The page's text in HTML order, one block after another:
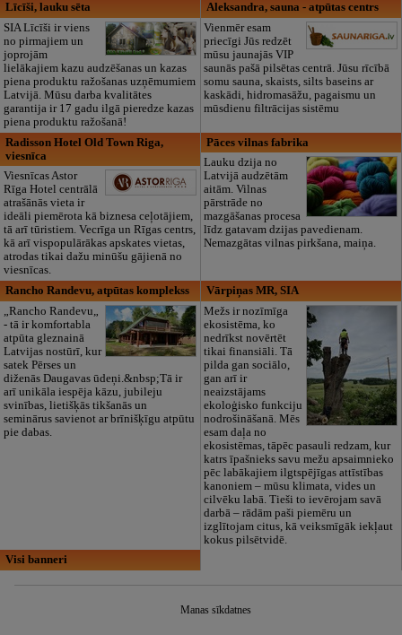
Līcīši, lauku sēta
SIA Līcīši ir viens
no pirmajiem un
joprojām
lielākajiem kazu audzēšanas un kazas
piena produktu ražošanas uzņēmumiem
Latvijā. Mūsu darba kvalitātes
garantija ir 17 gadu ilgā pieredze kazas
piena produktu ražošanā!
Aleksandra, sauna - atpūtas centrs
Vienmēr esam
priecīgi Jūs redzēt
mūsu jaunajās VIP
saunās pašā pilsētas centrā. Jūsu rīcībā
somu sauna, skaists, silts baseins ar
kaskādi, hidromasāžu, pagaismu un
mūsdienu filtrācijas sistēmu
Radisson Hotel Old Town Riga,
viesnīca
Viesnīcas Astor
Rīga Hotel centrālā
atrašānās vieta ir
ideāli piemērota kā biznesa ceļotājiem,
tā arī tūristiem. Vecrīga un Rīgas centrs,
kā arī vispopulārākas apskates vietas,
atrodas tikai dažu minūšu gājienā no
viesnīcas.
Pāces vilnas fabrika
Lauku dzija no
Latvijā audzētām
aitām. Vilnas
pārstrāde no
mazgāšanas procesa
līdz gatavam dzijas pavedienam.
Nemazgātas vilnas pirkšana, maiņa.
Rancho Randevu, atpūtas komplekss
„Rancho Randevu„
- tā ir komfortabla
atpūta gleznainā
Latvijas nostūrī, kur
satek Pērses un
diženās Daugavas ūdeņi.&nbsp;Tā ir
arī unikāla iespēja kāzu, jubileju
svinības, lietišķās tikšanās un
seminārus savienot ar brīnišķīgu atpūtu
pie dabas.
Vārpiņas MR, SIA
Mežs ir nozīmīga
ekosistēma, ko
nedrīkst novērtēt
tikai finansiāli. Tā
pilda gan sociālo,
gan arī ir
neaizstājams
ekoloģisko funkciju
nodrošināšanā. Mēs
esam daļa no
ekosistēmas, tāpēc pasauli redzam, kur
katrs īpašnieks savu mežu apsaimnieko
pēc labākajiem ilgtspējīgas attīstības
kanoniem – mūsu klimata, vides un
cilvēku labā. Tieši to ievērojam savā
darbā – rādām paši piemēru un
izglītojam citus, kā veiksmīgāk iekļaut
kokus pilsētvidē.
Visi banneri
Manas sīkdatnes